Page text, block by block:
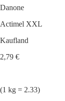
Danone
Actimel XXL
Kaufland
2,79 €
(1 kg = 2.33)